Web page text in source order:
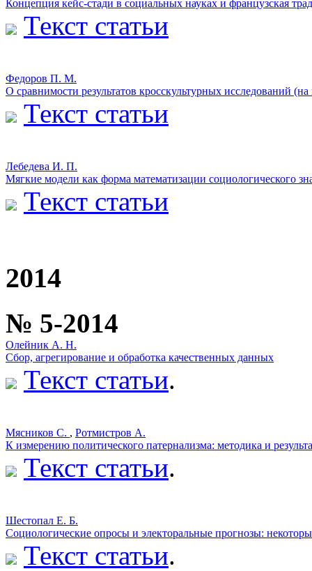
Концепция кейс-стади в социальных науках и французская
Текст статьи
Федоров П. М.
О сравнимости результатов кросскультурных исследований
Текст статьи
Лебедева И. П.
Мягкие модели как форма математизации социологического
Текст статьи
2014
№ 5-2014
Олейник А. Н.
Сбор, агрегирование и обработка качественных данных
Текст статьи.
Мясников С. , Ротмистров А.
К измерению политического патернализма: методика и
Текст статьи.
Шестопал Е. Б.
Социологические опросы и электоральные прогнозы:
Текст статьи.